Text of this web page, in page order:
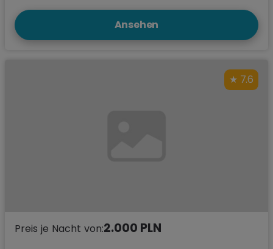
Ansehen
7.6
Preis je Nacht von:2.000 PLN